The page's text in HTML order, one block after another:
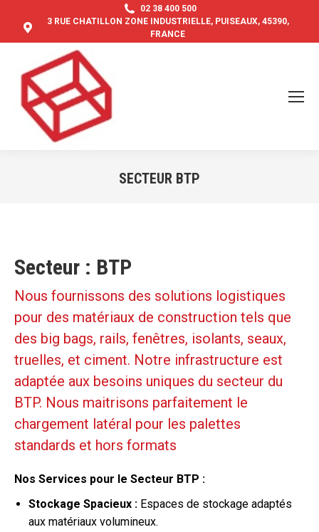
02 38 400 500
3 RUE CHATILLON ZONE INDUSTRIELLE, PUISEAUX, 45390,
FRANCE
SECTEUR BTP
Secteur : BTP
Nous fournissons des solutions logistiques
pour des matériaux de construction tels que
des big bags, rails, fenêtres, isolants, seaux,
truelles, et ciment. Notre infrastructure est
adaptée aux besoins uniques du secteur du
BTP. Nous maitrisons parfaitement le
chargement latéral pour les palettes
standards et hors formats
Nos Services pour le Secteur BTP :
Stockage Spacieux : Espaces de stockage adaptés
aux matériaux volumineux.